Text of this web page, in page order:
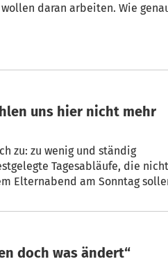
daran arbeiten. Wie
zu: zu wenig und ständig
Tagesabläufe, die nicht
Elternabend am Sonntag
doch was ändert“